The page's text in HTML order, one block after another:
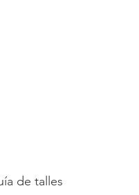
de talles